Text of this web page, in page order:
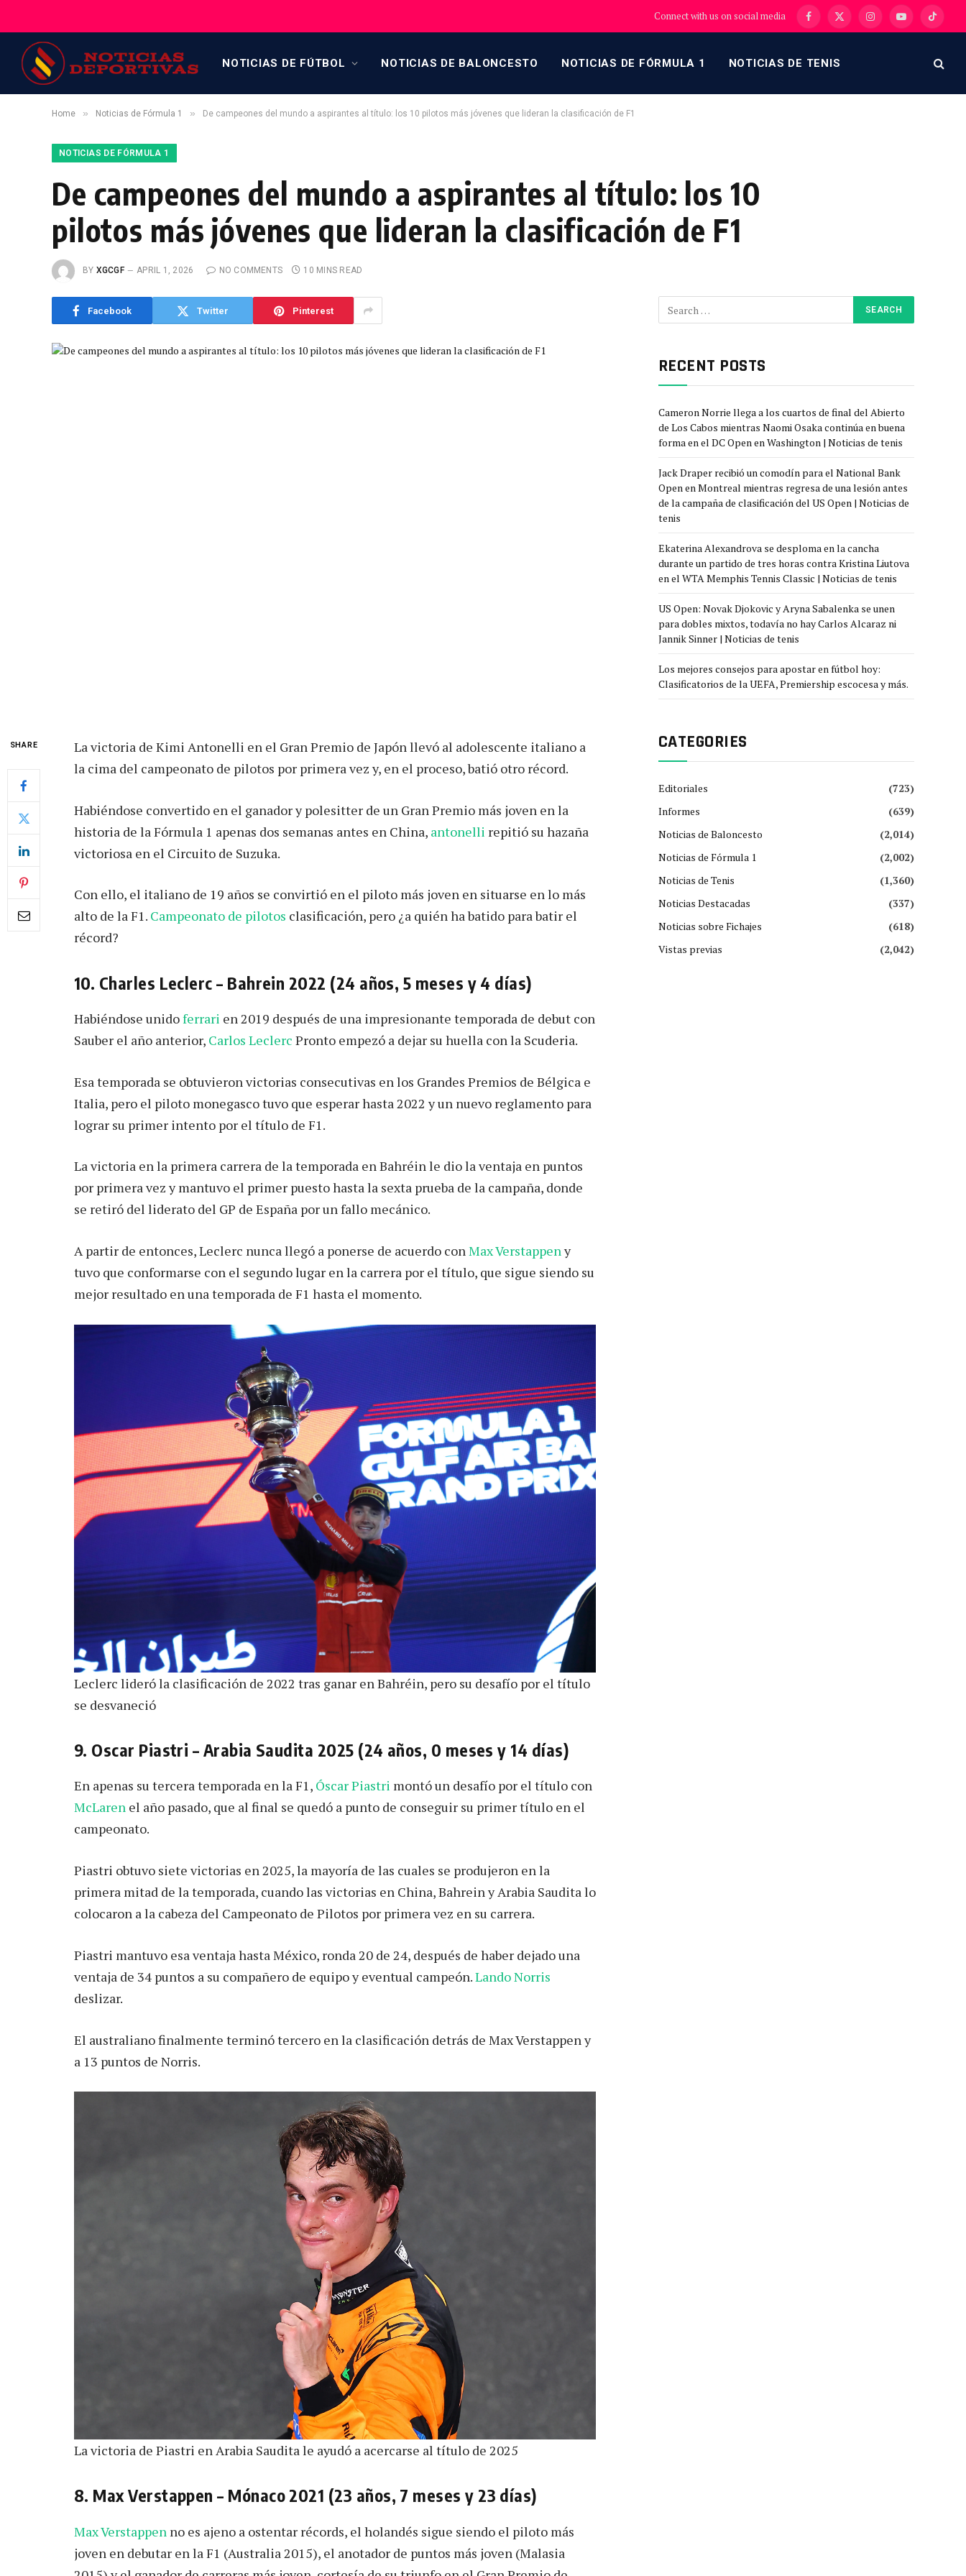
Connect with us on social media Facebook
X
InstagramYouTubeTikTok
NOTICIAS DE FÚTBOL NOTICIAS DE BALONCESTO NOTICIAS DE FÓRMULA 1 NOTICIAS DE TENIS
Home » Noticias de Fórmula 1 » De campeones del mundo a aspirantes al título: los 10 pilotos más jóvenes que lideran la clasificación de F1
NOTICIAS DE FÓRMULA 1
De campeones del mundo a aspirantes al título: los 10
pilotos más jóvenes que lideran la clasificación de F1
BY XGCGF APRIL 1, 2026 NO COMMENTS 10 MINS READ
Facebook Twitter Pinterest
SHARE
La victoria de Kimi Antonelli en el Gran Premio de Japón llevó al adolescente italiano a
la cima del campeonato de pilotos por primera vez y, en el proceso, batió otro récord.
Habiéndose convertido en el ganador y polesitter de un Gran Premio más joven en la
historia de la Fórmula 1 apenas dos semanas antes en China, antonelli repitió su hazaña
victoriosa en el Circuito de Suzuka.
Con ello, el italiano de 19 años se convirtió en el piloto más joven en situarse en lo más
alto de la F1. Campeonato de pilotos clasificación, pero ¿a quién ha batido para batir el
récord?
10. Charles Leclerc – Bahrein 2022 (24 años, 5 meses y 4 días)
Habiéndose unidoferrari en 2019 después de una impresionante temporada de debut con
Sauber el año anterior, Carlos Leclerc Pronto empezó a dejar su huella con la Scuderia.
Esa temporada se obtuvieron victorias consecutivas en los Grandes Premios de Bélgica e
Italia, pero el piloto monegasco tuvo que esperar hasta 2022 y un nuevo reglamento para
lograr su primer intento por el título de F1.
La victoria en la primera carrera de la temporada en Bahréin le dio la ventaja en puntos
por primera vez y mantuvo el primer puesto hasta la sexta prueba de la campaña, donde
se retiró del liderato del GP de España por un fallo mecánico.
A partir de entonces, Leclerc nunca llegó a ponerse de acuerdo conMax Verstappeny
tuvo que conformarse con el segundo lugar en la carrera por el título, que sigue siendo su
mejor resultado en una temporada de F1 hasta el momento.
Leclerc lideró la clasificación de 2022 tras ganar en Bahréin, pero su desafío por el título
se desvaneció
9. Oscar Piastri – Arabia Saudita 2025 (24 años, 0 meses y 14 días)
En apenas su tercera temporada en la F1, Óscar Piastri montó un desafío por el título con
McLaren el año pasado, que al final se quedó a punto de conseguir su primer título en el
campeonato.
Piastri obtuvo siete victorias en 2025, la mayoría de las cuales se produjeron en la
primera mitad de la temporada, cuando las victorias en China, Bahrein y Arabia Saudita lo
colocaron a la cabeza del Campeonato de Pilotos por primera vez en su carrera.
Piastri mantuvo esa ventaja hasta México, ronda 20 de 24, después de haber dejado una
ventaja de 34 puntos a su compañero de equipo y eventual campeón.Lando Norris
deslizar.
El australiano finalmente terminó tercero en la clasificación detrás de Max Verstappen y
a 13 puntos de Norris.
La victoria de Piastri en Arabia Saudita le ayudó a acercarse al título de 2025
8. Max Verstappen – Mónaco 2021 (23 años, 7 meses y 23 días)
Max Verstappen no es ajeno a ostentar récords, el holandés sigue siendo el piloto más
joven en debutar en la F1 (Australia 2015), el anotador de puntos más joven (Malasia
RECENT POSTS
Cameron Norrie llega a los cuartos de final del Abierto
de Los Cabos mientras Naomi Osaka continúa en buena
forma en el DC Open en Washington | Noticias de tenis
Jack Draper recibió un comodín para el National Bank
Open en Montreal mientras regresa de una lesión antes
de la campaña de clasificación del US Open | Noticias de
tenis
Ekaterina Alexandrova se desploma en la cancha
durante un partido de tres horas contra Kristina Liutova
en el WTA Memphis Tennis Classic | Noticias de tenis
US Open: Novak Djokovic y Aryna Sabalenka se unen
para dobles mixtos, todavía no hay Carlos Alcaraz ni
Jannik Sinner | Noticias de tenis
Los mejores consejos para apostar en fútbol hoy:
Clasificatorios de la UEFA, Premiership escocesa y más.
CATEGORIES
Editoriales
(723)
Informes
(639)
Noticias de Baloncesto
(2,014)
Noticias de Fórmula 1
(2,002)
Noticias de Tenis
(1,360)
Noticias Destacadas
(337)
Noticias sobre Fichajes
(618)
Vistas previas
(2,042)